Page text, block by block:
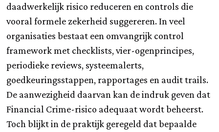
daadwerkelijk risico reduceren en controls die
vooral formele zekerheid suggereren. In veel
organisaties bestaat een omvangrijk control
framework met checklists, vier-ogenprincipes,
periodieke reviews, systeemalerts,
goedkeuringsstappen, rapportages en audit trails.
De aanwezigheid daarvan kan de indruk geven dat
Financial Crime-risico adequaat wordt beheerst.
Toch blijkt in de praktijk geregeld dat bepaalde